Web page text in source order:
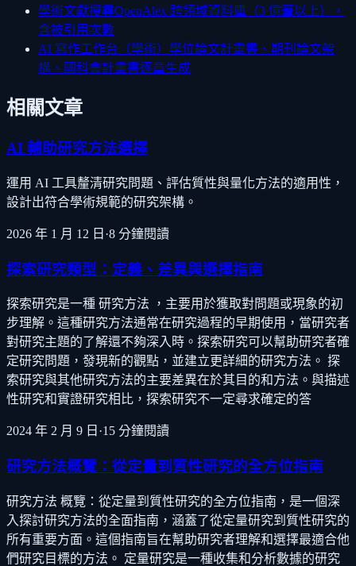
學術文獻搜尋OpenAlex 跨領域資料庫（3 億筆以上），
含被引用次數
AI 寫作工作台（學術） 學位論文計畫書、期刊論文架
構、國科會計畫書逐章生成
相關文章
AI 輔助研究方法選擇
運用 AI 工具釐清研究問題、評估質性與量化方法的適用性，
設計出符合學術規範的研究架構。
2026 年 1 月 12 日 ·8 分鐘閱讀
探索研究類型：定義、差異與選擇指南
探索研究是一種 研究方法 ，主要用於獲取對問題或現象的初
步理解。這種研究方法通常在研究過程的早期使用，當研究者
對研究主題的了解還不夠深入時。探索研究可以幫助研究者確
定研究問題，發現新的觀點，並建立更詳細的研究方法。 探
索研究與其他研究方法的主要差異在於其目的和方法。與描述
性研究和實證研究相比，探索研究不一定尋求確定的答
2024 年 2 月 9 日 ·15 分鐘閱讀
研究方法概覽：從定量到質性研究的全方位指南
研究方法 概覽：從定量到質性研究的全方位指南，是一個深
入探討研究方法的全面指南，涵蓋了從定量研究到質性研究的
所有重要方面。這個指南旨在幫助研究者理解和選擇最適合他
們研究目標的方法。 定量研究是一種收集和分析數據的研究